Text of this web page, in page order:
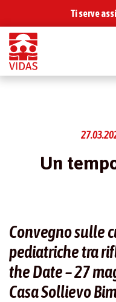
Ti serve
Un
Convegno sulle
pediatriche tra
the Date – 27
Casa Sollievo